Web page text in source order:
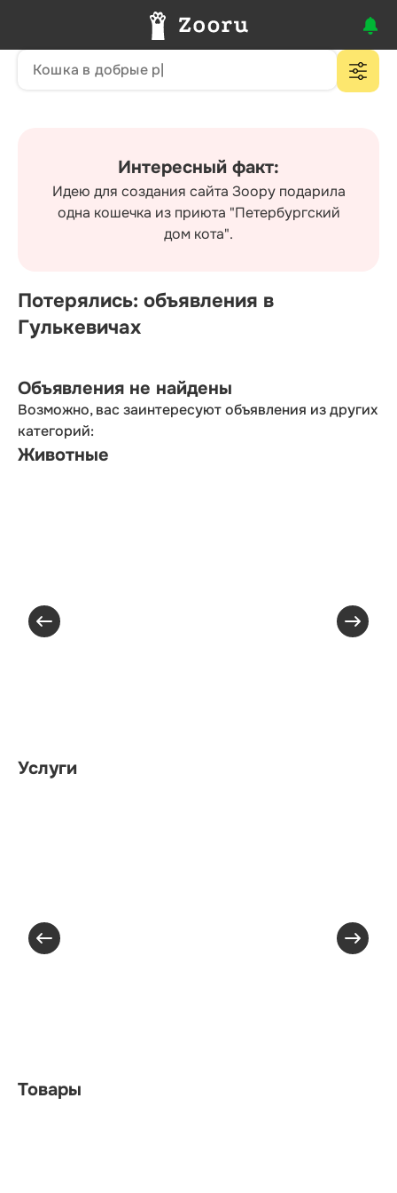
Интересный факт:
Идею для создания сайта Зоору подарила
одна кошечка из приюта "Петербургский
дом кота".
Потерялись: объявления в
Гулькевичах
Объявления не найдены
Возможно, вас заинтересуют объявления из других
категорий:
Животные
Услуги
Товары